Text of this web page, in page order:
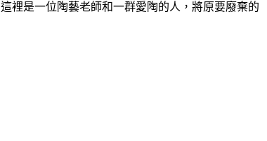
這裡是一位陶藝老師和一群愛陶的人，將原要廢棄的